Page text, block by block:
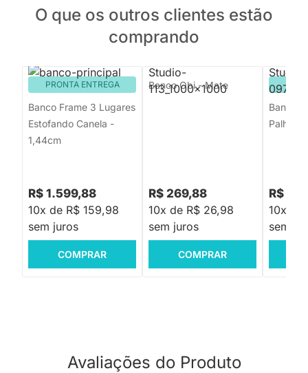
O que os outros clientes estão
comprando
PRONTA ENTREGA
Banco Frame 3 Lugares
Estofando Canela -
1,44cm
R$ 1.599,88
10x de R$ 159,98
sem juros
COMPRAR
Banco Obi - Mate
R$ 269,88
10x de R$ 26,98
sem juros
COMPRAR
Banco
Palha -
R$
10x de
sem
Avaliações do Produto